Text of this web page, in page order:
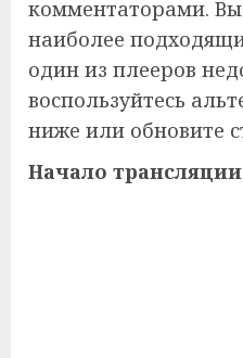
комментаторами.
наиболее
один из плееров
воспользуйтесь
ниже или обновите
Начало трансляции